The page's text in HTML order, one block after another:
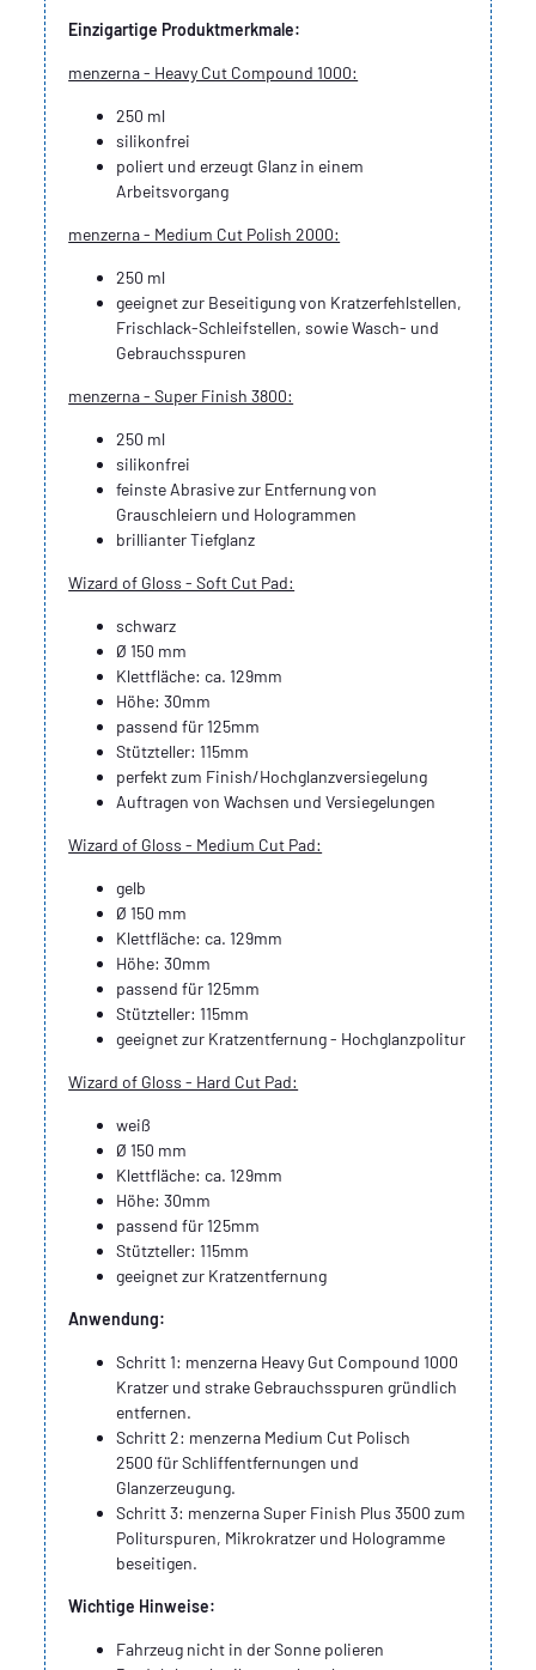
Einzigartige Produktmerkmale:
menzerna - Heavy Cut Compound 1000:
250 ml
silikonfrei
poliert und erzeugt Glanz in einem
Arbeitsvorgang
menzerna - Medium Cut Polish 2000:
250 ml
geeignet zur Beseitigung von Kratzerfehlstellen,
Frischlack-Schleifstellen, sowie Wasch- und
Gebrauchsspuren
menzerna - Super Finish 3800:
250 ml
silikonfrei
feinste Abrasive zur Entfernung von
Grauschleiern und Hologrammen
brillianter Tiefglanz
Wizard of Gloss - Soft Cut Pad:
schwarz
Ø 150 mm
Klettfläche: ca. 129mm
Höhe: 30mm
passend für 125mm
Stützteller: 115mm
perfekt zum Finish/Hochglanzversiegelung
Auftragen von Wachsen und Versiegelungen
Wizard of Gloss - Medium Cut Pad:
gelb
Ø 150 mm
Klettfläche: ca. 129mm
Höhe: 30mm
passend für 125mm
Stützteller: 115mm
geeignet zur Kratzentfernung - Hochglanzpolitur
Wizard of Gloss - Hard Cut Pad:
weiß
Ø 150 mm
Klettfläche: ca. 129mm
Höhe: 30mm
passend für 125mm
Stützteller: 115mm
geeignet zur Kratzentfernung
Anwendung:
Schritt 1: menzerna Heavy Gut Compound 1000
Kratzer und strake Gebrauchsspuren gründlich
entfernen.
Schritt 2: menzerna Medium Cut Polisch
2500 für Schliffentfernungen und
Glanzerzeugung.
Schritt 3: menzerna Super Finish Plus 3500 zum
Politurspuren, Mikrokratzer und Hologramme
beseitigen.
Wichtige Hinweise:
Fahrzeug nicht in der Sonne polieren